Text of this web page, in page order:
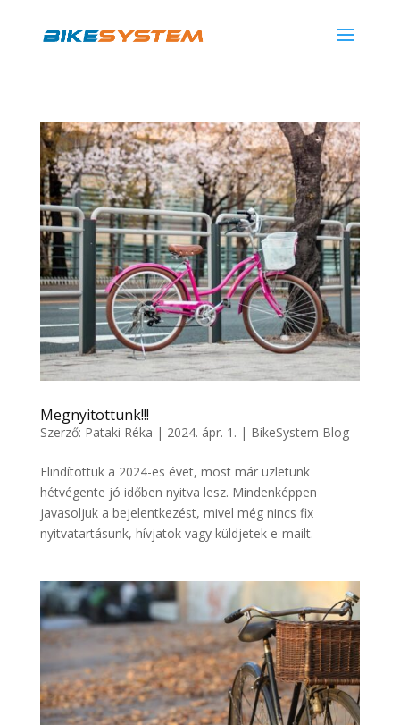
Megnyitottunk!!!
Szerző: Pataki Réka | 2024. ápr. 1. | BikeSystem Blog
Elindítottuk a 2024-es évet, most már üzletünk
hétvégente jó időben nyitva lesz. Mindenképpen
javasoljuk a bejelentkezést, mivel még nincs fix
nyitvatartásunk, hívjatok vagy küldjetek e-mailt.